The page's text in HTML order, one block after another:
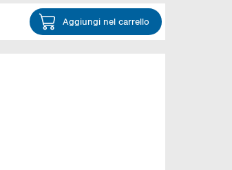
Aggiungi nel carrello